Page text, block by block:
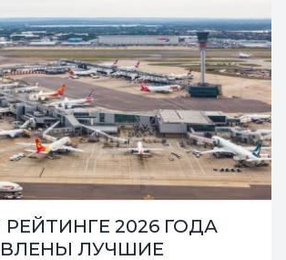
ИЗМЕНЕНИЯ
ИСПОЛЬЗОВАНИЯ
и предложена
21